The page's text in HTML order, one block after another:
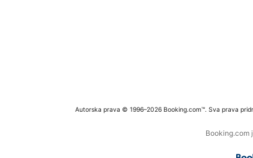
Autorska prava © 1996–2026 Booking.com™. Sva prava
Booking.com